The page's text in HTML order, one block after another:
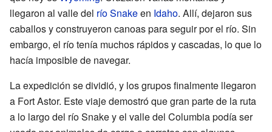
llegaron al valle del río Snakeen Idaho. Allí, dejaron sus
caballos y construyeron canoas para seguir por el río. Sin
embargo, el río tenía muchos rápidos y cascadas, lo que lo
hacía imposible de navegar.
La expedición se dividió, y los grupos finalmente llegaron
a Fort Astor. Este viaje demostró que gran parte de la ruta
a lo largo del río Snake y el valle del Columbia podía ser